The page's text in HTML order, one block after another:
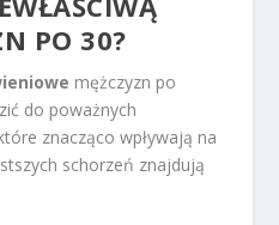
PO 30?
mężczyzn po
do poważnych
znacząco wpływają na
schorzeń znajdują